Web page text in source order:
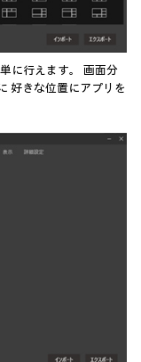
に行えます。 画面分
好きな位置にアプリを